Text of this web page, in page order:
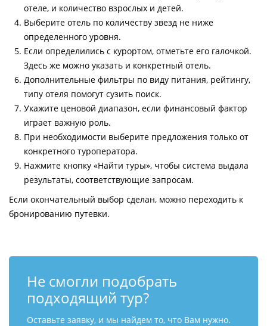
отеле, и количество взрослых и детей.
Выберите отель по количеству звезд не ниже
определенного уровня.
Если определились с курортом, отметьте его галочкой.
Здесь же можно указать и конкретный отель.
Дополнительные фильтры по виду питания, рейтингу,
типу отеля помогут сузить поиск.
Укажите ценовой диапазон, если финансовый фактор
играет важную роль.
При необходимости выберите предложения только от
конкретного туроператора.
Нажмите кнопку «Найти туры», чтобы система выдала
результаты, соответствующие запросам.
Если окончательный выбор сделан, можно переходить к
бронированию путевки.
Не смогли подобрать
подходящий тур?
Оставьте заявку, и мы найдем то, что Вам нужно.